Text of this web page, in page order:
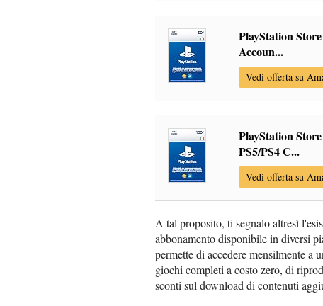
PlayStation
Accoun...
Vedi offerta su
PlayStation
PS5/PS4 C...
Vedi offerta su
A tal proposito, ti segnalo altresì
abbonamento disponibile in diversi
permette di accedere mensilmente a
giochi completi a costo zero, di
sconti sul download di contenuti